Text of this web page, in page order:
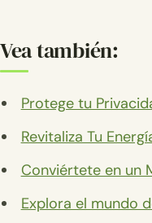
Vea también:
Protege tu
Revitaliza Tu
Conviértete en un
Explora el mundo